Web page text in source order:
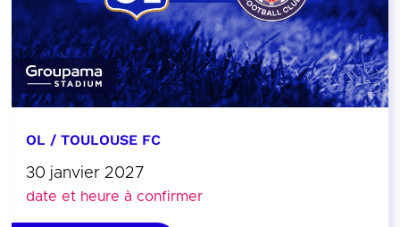
OL / TOULOUSE FC
30 janvier 2027
date et heure à confirmer